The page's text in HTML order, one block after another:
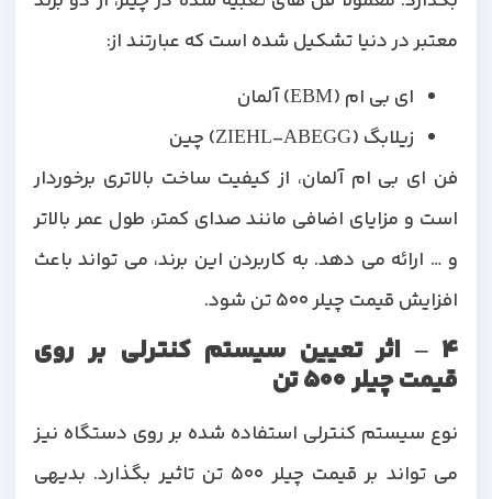
معتبر در دنیا تشکیل شده است که عبارتند از:
ای بی ام (EBM) آلمان
زیلابگ (ZIEHL-ABEGG) چین
فن ای بی ام آلمان، از کیفیت ساخت بالاتری برخوردار
است و مزایای اضافی مانند صدای کمتر، طول عمر بالاتر
و … ارائه می دهد. به کاربردن این برند، می تواند باعث
افزایش قیمت چیلر 500 تن شود.
4 – اثر تعیین سیستم کنترلی بر روی
قیمت چیلر 500 تن
نوع سیستم کنترلی استفاده شده بر روی دستگاه نیز
می تواند بر قیمت چیلر 500 تن تاثیر بگذارد. بدیهی